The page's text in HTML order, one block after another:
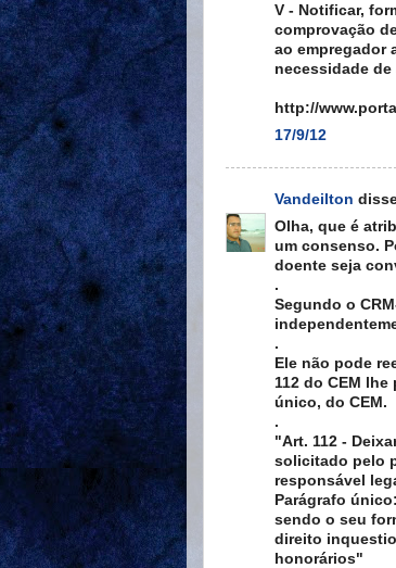
V - Notificar,
comprovação
ao empregador
necessidade
http://
17/9/12
Vandeilton
Olha, que é
um consenso.
doente seja
.
Segundo o
.
Ele não pode
112 do CEM
único, do CEM.
.
"Art. 112 -
solicitado pelo
responsável
Parágrafo
sendo o seu
direito
honorários"